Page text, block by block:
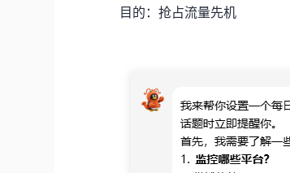
目的：抢占流量先机